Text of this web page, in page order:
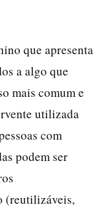
que apresenta
a algo que
mais comum e
utilizada
com
podem ser
(reutilizáveis,